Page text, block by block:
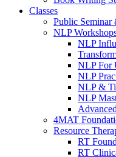
Classes
Public Seminar
NLP
NLP
NLP For
NLP
NLP &
NLP
4MAT
Resource
RT
RT